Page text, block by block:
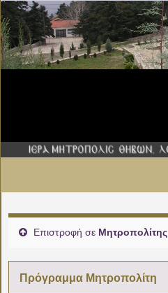
Επιστροφή σε Μητροπολίτης
Πρόγραμμα Μητροπολίτη
02:00